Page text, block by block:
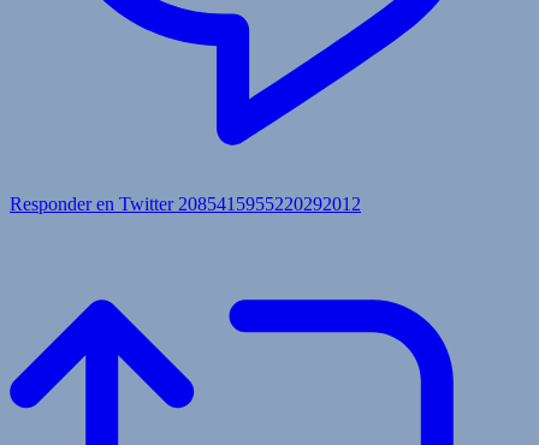
Responder en Twitter 2085415955220292012